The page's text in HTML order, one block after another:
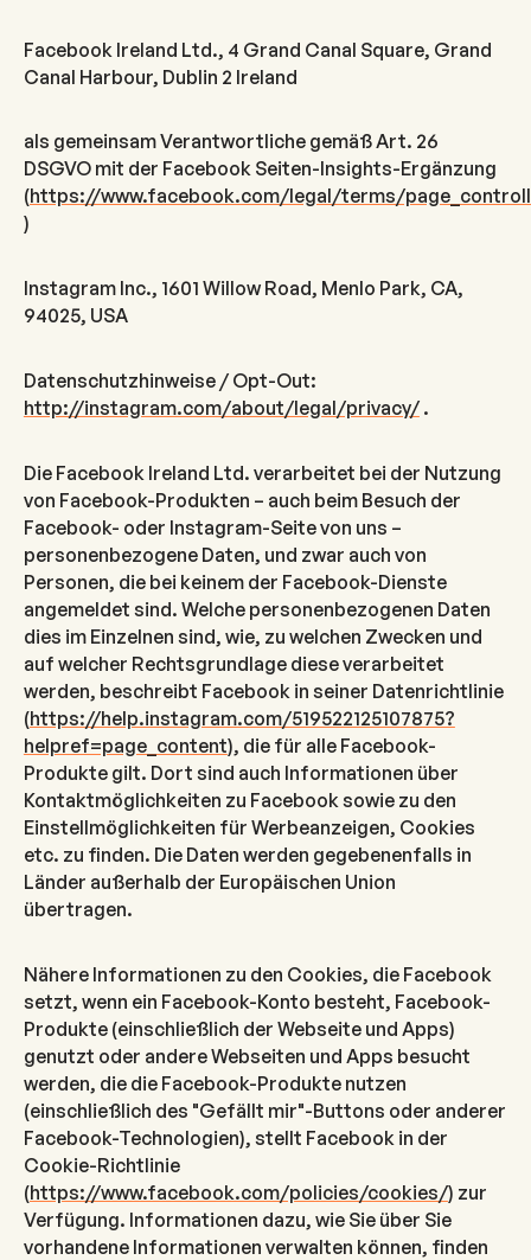
Facebook Ireland Ltd., 4 Grand Canal Square, Grand
Canal Harbour, Dublin 2 Ireland
als gemeinsam Verantwortliche gemäß Art. 26
DSGVO mit der Facebook Seiten-Insights-Ergänzung
(https://www.facebook.com/legal/terms/
)
Instagram Inc., 1601 Willow Road, Menlo Park, CA,
94025, USA
Datenschutzhinweise / Opt-Out:
http://instagram.com/about/legal/privacy/.
Die Facebook Ireland Ltd. verarbeitet bei der Nutzung
von Facebook-Produkten – auch beim Besuch der
Facebook- oder Instagram-Seite von uns –
personenbezogene Daten, und zwar auch von
Personen, die bei keinem der Facebook-Dienste
angemeldet sind. Welche personenbezogenen Daten
dies im Einzelnen sind, wie, zu welchen Zwecken und
auf welcher Rechtsgrundlage diese verarbeitet
werden, beschreibt Facebook in seiner Datenrichtlinie
(https://help.instagram.com/519522125107875?
helpref=page_content), die für alle Facebook-
Produkte gilt. Dort sind auch Informationen über
Kontaktmöglichkeiten zu Facebook sowie zu den
Einstellmöglichkeiten für Werbeanzeigen, Cookies
etc. zu finden. Die Daten werden gegebenenfalls in
Länder außerhalb der Europäischen Union
übertragen.
Nähere Informationen zu den Cookies, die Facebook
setzt, wenn ein Facebook-Konto besteht, Facebook-
Produkte (einschließlich der Webseite und Apps)
genutzt oder andere Webseiten und Apps besucht
werden, die die Facebook-Produkte nutzen
(einschließlich des "Gefällt mir"-Buttons oder anderer
Facebook-Technologien), stellt Facebook in der
Cookie-Richtlinie
(https://www.facebook.com/policies/cookies/) zur
Verfügung. Informationen dazu, wie Sie über Sie
vorhandene Informationen verwalten können, finden